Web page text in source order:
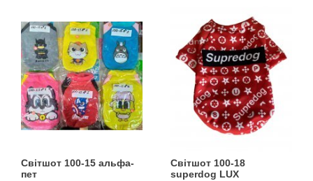
Світшот 100-15 альфа-
пет
Світшот 100-18
superdog LUX